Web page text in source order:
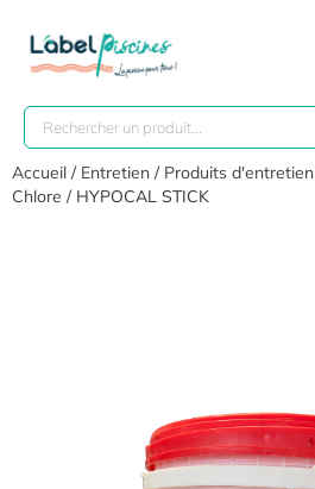
Accueil / Entretien / Produits d'entretien
Chlore / HYPOCAL STICK